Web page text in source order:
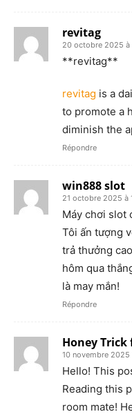
revitag
20 octobre 2025 à
**revitag**
revitag is a
to promote a
diminish the
Répondre
win888 slot
21 octobre 2025 à
Máy chơi slot
Tôi ấn tượng
trả thưởng
hôm qua
là may mắn!
Répondre
Honey Trick
10 novembre 2025
Hello! This
Reading this
room mate!